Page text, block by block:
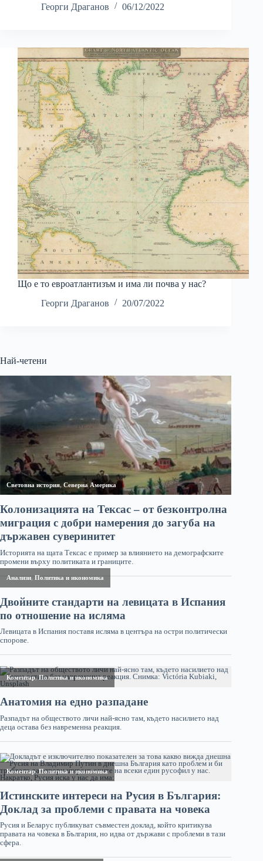
Георги Драганов
06/12/2022
Що е то евроатлантизъм и има ли почва у нас?
Георги Драганов
20/07/2022
Най-четени